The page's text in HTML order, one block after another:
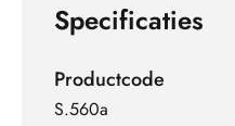
Specificaties
Productcode
S.560a